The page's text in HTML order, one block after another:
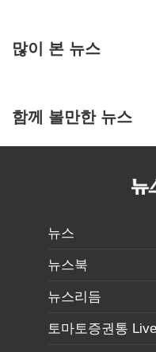
많이 본 뉴스
함께 볼만한 뉴스
뉴스
뉴스북
뉴스리듬
토마토증권통 Live